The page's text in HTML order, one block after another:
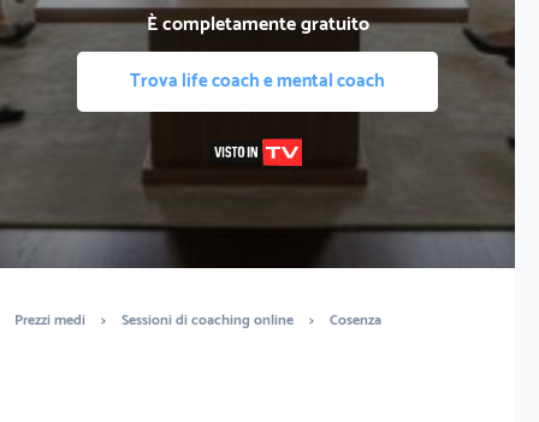
È completamente gratuito
Trova life coach e mental coach
Prezzi medi > Sessioni di coaching online > Cosenza